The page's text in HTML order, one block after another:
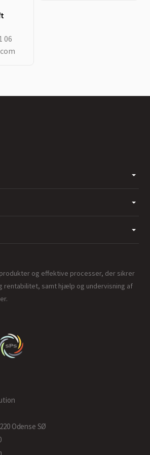
06
og effektive processer, der sikrer
rentabilitet, samt hjælp og undervisning af
Odense SØ